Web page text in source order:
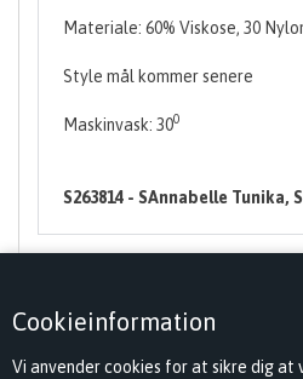
Cookieinformation
Vi anvender cookies for at sikre dig at
Materiale: 60% Viskose, 30
Style mål kommer senere
Maskinvask: 300
S263814 - SAnnabelle